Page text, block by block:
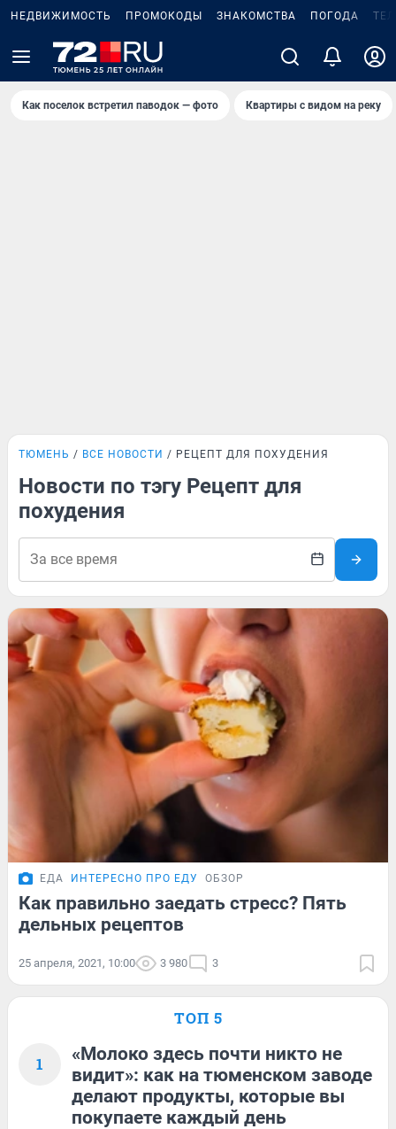
НЕДВИЖИМОСТЬ ПРОМОКОДЫ ЗНАКОМСТВА ПОГОДА
Как поселок встретил паводок — фото Квартиры с видом на реку
ТЮМЕНЬ ВСЕ НОВОСТИ РЕЦЕПТ ДЛЯ ПОХУДЕНИЯ
Новости по тэгу Рецепт для
похудения
ЕДА ИНТЕРЕСНО ПРО ЕДУ ОБЗОР
Как правильно заедать стресс? Пять
дельных рецептов
25 апреля, 2021, 10:00 3 980 3
ТОП 5
1
«Молоко здесь почти никто не
видит»: как на тюменском заводе
делают продукты, которые вы
покупаете каждый день